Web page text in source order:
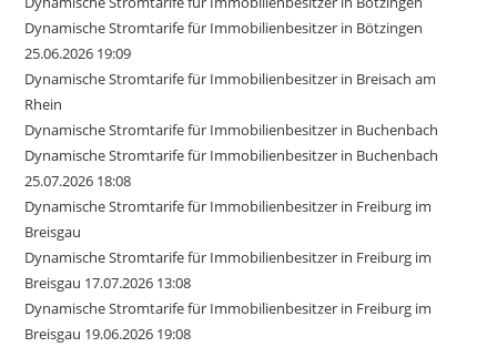
Dynamische Stromtarife für Immobilienbesitzer in Bötzingen
25.06.2026 19:09
Dynamische Stromtarife für Immobilienbesitzer in Breisach am
Rhein
Dynamische Stromtarife für Immobilienbesitzer in Buchenbach
Dynamische Stromtarife für Immobilienbesitzer in Buchenbach
25.07.2026 18:08
Dynamische Stromtarife für Immobilienbesitzer in Freiburg im
Breisgau
Dynamische Stromtarife für Immobilienbesitzer in Freiburg im
Breisgau 17.07.2026 13:08
Dynamische Stromtarife für Immobilienbesitzer in Freiburg im
Breisgau 19.06.2026 19:08